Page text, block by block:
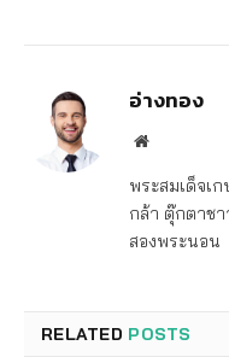
อ่างทอง
Website
พระสมเด็จเ
กล้า ตุ๊กตาช
สองพระนอน
RELATED POSTS